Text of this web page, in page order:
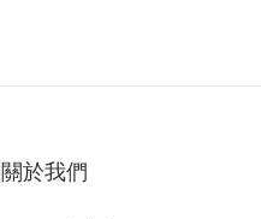
關於我們